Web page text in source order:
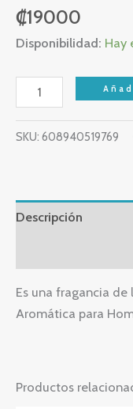
₡19000
Disponibilidad: Hay
SKU: 608940519769
Descripción
Es una fragancia
Aromática para
Productos